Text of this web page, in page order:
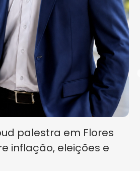
palestra em Flores
inflação, eleições e